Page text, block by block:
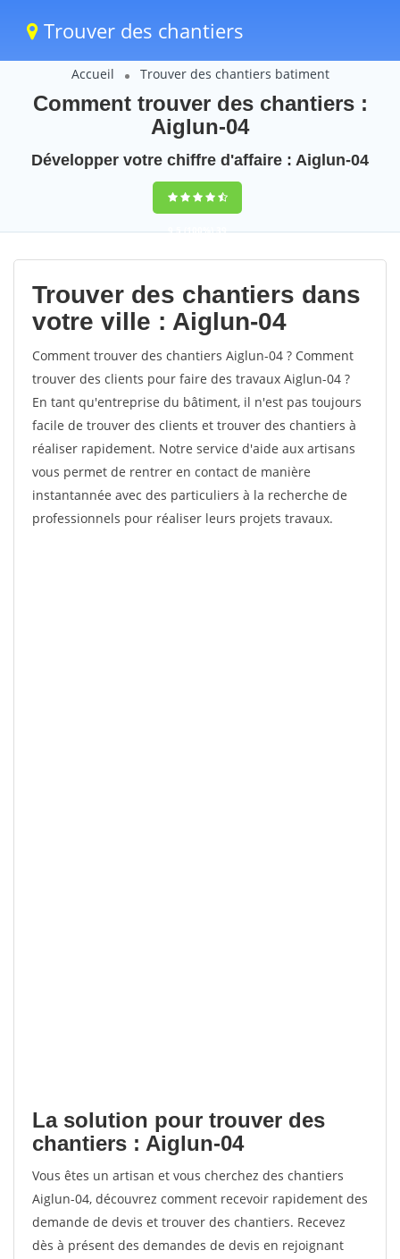
Trouver des chantiers
Accueil Trouver des chantiers batiment
Comment trouver des chantiers :
Aiglun-04
Développer votre chiffre d'affaire : Aiglun-04
9,5(100%)39
votes
Trouver des chantiers dans
votre ville : Aiglun-04
Comment trouver des chantiers Aiglun-04 ? Comment
trouver des clients pour faire des travaux Aiglun-04 ?
En tant qu'entreprise du bâtiment, il n'est pas toujours
facile de trouver des clients et trouver des chantiers à
réaliser rapidement. Notre service d'aide aux artisans
vous permet de rentrer en contact de manière
instantannée avec des particuliers à la recherche de
professionnels pour réaliser leurs projets travaux.
La solution pour trouver des
chantiers : Aiglun-04
Vous êtes un artisan et vous cherchez des chantiers
Aiglun-04, découvrez comment recevoir rapidement des
demande de devis et trouver des chantiers. Recevez
dès à présent des demandes de devis en rejoignant